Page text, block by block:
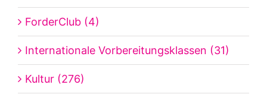
ForderClub (4)
Internationale Vorbereitungsklassen (31)
Kultur (276)